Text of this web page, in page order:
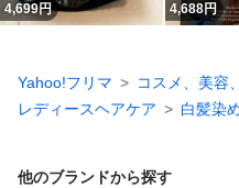
4,699円 4,688円
Yahoo!フリマ
コスメ、美容
レディースヘアケア
白髪染
他のブランドから探す